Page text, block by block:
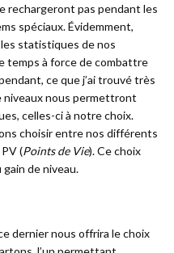
rechargeront pas pendant les
spéciaux. Évidemment,
statistiques de nos
temps à force de combattre
ce que j’ai trouvé très
niveaux nous permettront
celles-ci à notre choix.
choisir entre nos différents
(Points de Vie). Ce choix
de niveau.
dernier nous offrira le choix